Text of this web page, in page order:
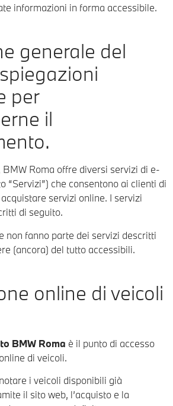
informazioni in forma accessibile.
generale del
per
il
Roma offre diversi servizi di e-
“Servizi”) che consentono ai clienti di
servizi online. I servizi
di seguito.
non fanno parte dei servizi descritti
(ancora) del tutto accessibili.
online di veicoli
BMW Roma è il punto di accesso
di veicoli.
i veicoli disponibili già
il sito web, l’acquisto e la